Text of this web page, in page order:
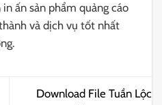
ấn sản phẩm quảng cáo
và dịch vụ tốt nhất
Download File Tuần Lộc